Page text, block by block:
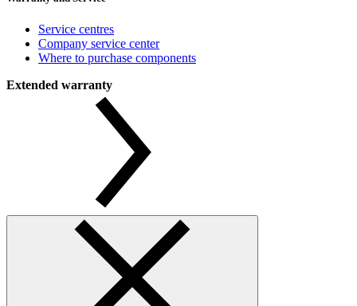
Service centres
Company service center
Where to purchase components
Extended warranty